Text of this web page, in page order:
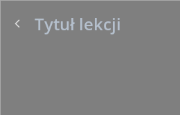
Tytuł lekcji